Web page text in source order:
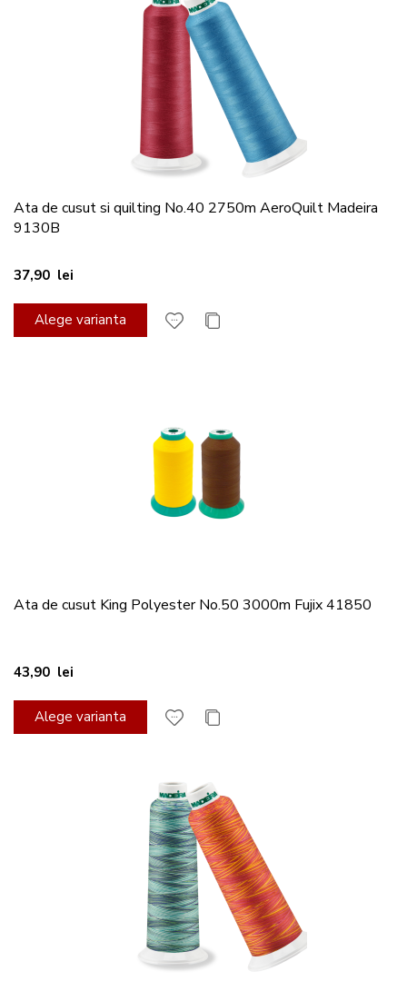
Ata de cusut si quilting No.40 2750m AeroQuilt Madeira
9130B
37,90 lei
Alege varianta
Ata de cusut King Polyester No.50 3000m Fujix 41850
43,90 lei
Alege varianta